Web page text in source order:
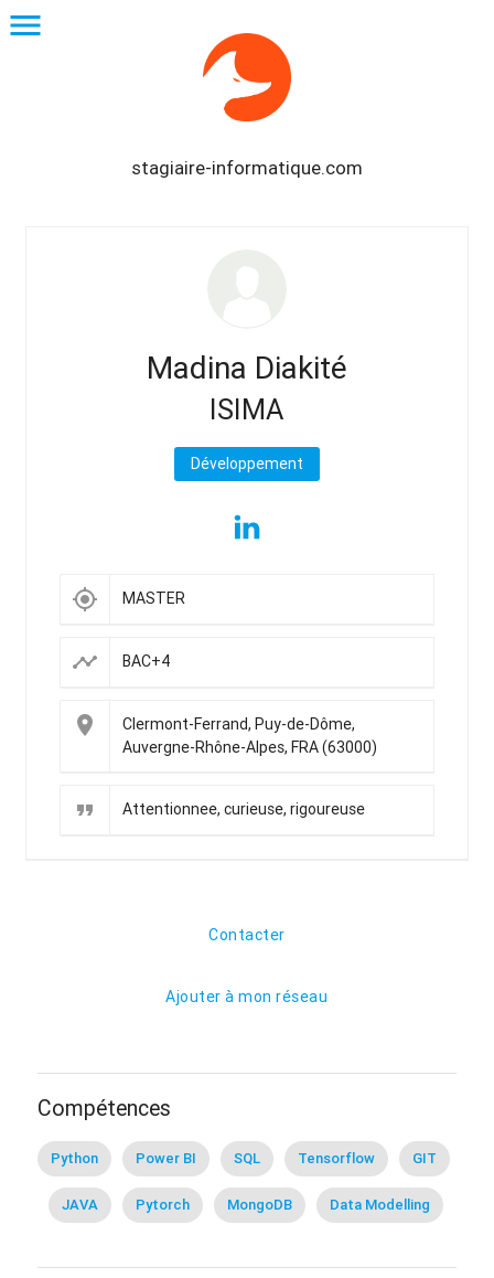
menu
stagiaire-informatique.com
Madina Diakité
ISIMA
Développement
my_location MASTER
timeline BAC+4
place
Clermont-Ferrand, Puy-de-Dôme,
Auvergne-Rhône-Alpes, FRA (63000)
format_quote Attentionnee, curieuse, rigoureuse
Contacter
Ajouter à mon réseau
Compétences
Python Power BI SQL Tensorflow GIT
JAVA Pytorch MongoDB Data Modelling